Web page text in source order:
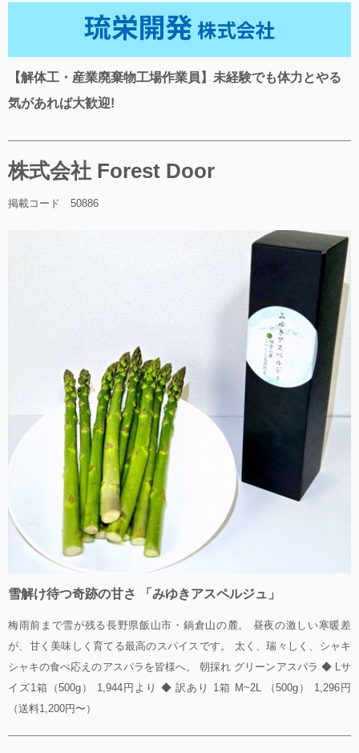
【解体工・産業廃棄物工場作業員】未経験でも体力とやる
気があれば大歓迎!
株式会社 Forest Door
掲載コード 50886
雪解け待つ奇跡の甘さ 「みゆきアスペルジュ」
梅雨前まで雪が残る長野県飯山市・鍋倉山の麓。 昼夜の激しい寒暖差
が、甘く美味しく育てる最高のスパイスです。 太く、瑞々しく、シャキ
シャキの食べ応えのアスパラを皆様へ。 朝採れ グリーンアスパラ ◆ Lサ
イズ1箱（500g） 1,944円より ◆ 訳あり 1箱 M~2L （500g） 1,296円
（送料1,200円〜）